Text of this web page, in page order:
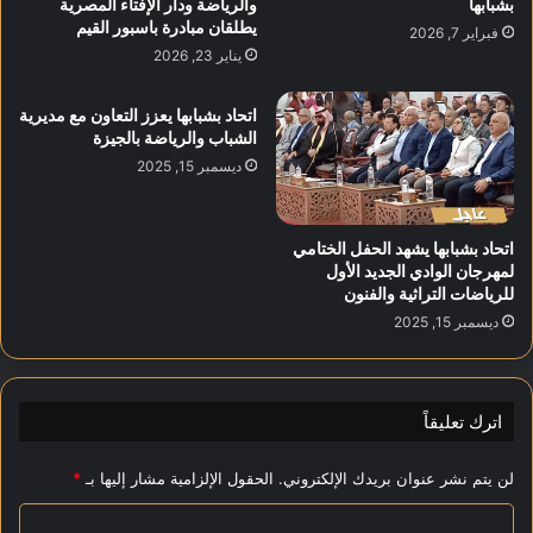
ه
ي
ئ
ة
م
ك
ت
ب
ر
ش
ع
ا
ل
م
ش
ا
ر
ك
ة
ف
ي
إ
ك
فبراير 7, 2026
يطلقان مبادرة باسبور القيم
يناير 23, 2026
اتحاد بشبابها يشهد الحفل الختامي
لمهرجان الوادي الجديد الأول
للرياضات التراثية والفنون
ديسمبر 15, 2025
اتحاد بشبابها يعزز التعاون مع مديرية
الشباب والرياضة بالجيزة
ديسمبر 15, 2025
اترك تعليقاً
لن يتم نشر عنوان بريدك الإلكتروني. الحقول الإلزامية مشار إليها بـ *